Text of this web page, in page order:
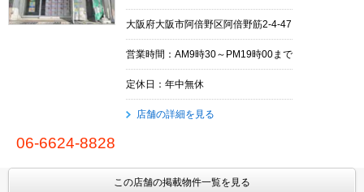
大阪府大阪市阿倍野区阿倍野筋2-4-47
営業時間：AM9時30～PM19時00まで
定休日：年中無休
店舗の詳細を見る
06-6624-8828
この店舗の掲載物件一覧を見る